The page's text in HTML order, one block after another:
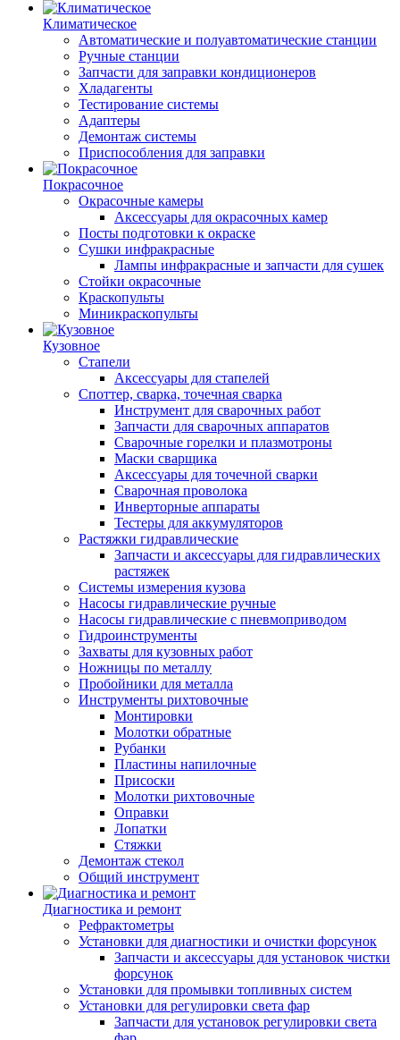
Климатическое
Автоматические и полуавтоматические станции
Ручные станции
Запчасти для заправки кондиционеров
Хладагенты
Тестирование системы
Адаптеры
Демонтаж системы
Приспособления для заправки
Покрасочное
Окрасочные камеры
Аксессуары для окрасочных камер
Посты подготовки к окраске
Сушки инфракрасные
Лампы инфракрасные и запчасти для сушек
Стойки окрасочные
Краскопульты
Миникраскопульты
Кузовное
Стапели
Аксессуары для стапелей
Споттер, сварка, точечная сварка
Инструмент для сварочных работ
Запчасти для сварочных аппаратов
Сварочные горелки и плазмотроны
Маски сварщика
Аксессуары для точечной сварки
Сварочная проволока
Инверторные аппараты
Тестеры для аккумуляторов
Растяжки гидравлические
Запчасти и аксессуары для гидравлических
растяжек
Системы измерения кузова
Насосы гидравлические ручные
Насосы гидравлические с пневмоприводом
Гидроинструменты
Захваты для кузовных работ
Ножницы по металлу
Пробойники для металла
Инструменты рихтовочные
Монтировки
Молотки обратные
Рубанки
Пластины напилочные
Присоски
Молотки рихтовочные
Оправки
Лопатки
Стяжки
Демонтаж стекол
Общий инструмент
Диагностика и ремонт
Рефрактометры
Установки для диагностики и очистки форсунок
Запчасти и аксессуары для установок чистки
форсунок
Установки для промывки топливных систем
Установки для регулировки света фар
Запчасти для установок регулировки света